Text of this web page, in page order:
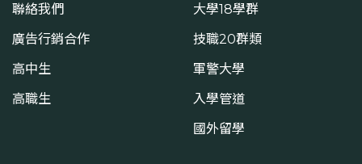
聯絡我們
廣告行銷合作
高中生
高職生
大學18學群
技職20群類
軍警大學
入學管道
國外留學